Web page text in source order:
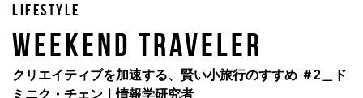
LIFESTYLE
WEEKEND TRAVELER
クリエイティブを加速する、賢い小旅行のすすめ ＃2＿ド
ミニク・チェン｜情報学研究者